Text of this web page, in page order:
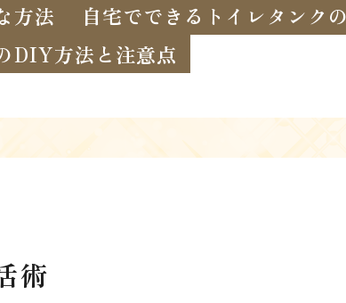
方法
自宅でできるトイレタンク
DIY方法と注意点
術